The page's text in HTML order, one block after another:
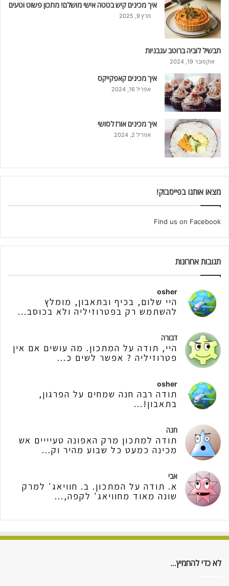
איך מכינים קיש בטטה אישי מושלם! מתכון פשוט וטעים
מרץ 9, 2025
תבשיל לוביה ברוטב עגבניות
אוקטובר 19, 2024
איך מכינים קאפקייקס
אפריל 16, 2024
איך מכינים אורז לסושי
אפריל 2, 2024
מצאו אותנו בפייסבוק!
Find us on Facebook
תגובות אחרונות
osher
היי שלום, בכיף ובתאבון, מומלץ
להשתמש רק בפטרוזיליה ולא בכוסב...
דבורה
היי, תודה על המתכון. מה עושים אם אין
פטרוזיליה ? אפשר לשים כ...
osher
תודה רבה חנה שמחים על הפרגון,
בתאבון!...
חנה
תודה למתכון מרק האפונה טעיייים אש
מכינה כמעט כל שבוע מהיר וק...
אבי
א. תודה על המתכון. ב. חוויאג' למרק
שונה מאוד מחוויאג' לקפה,...
לא כדי להחמיץ…